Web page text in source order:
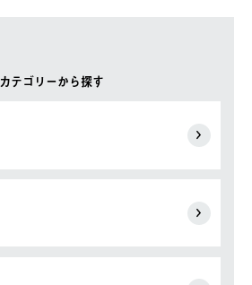
カテゴリーから探す